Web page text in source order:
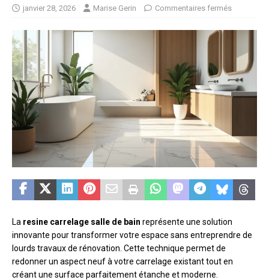
janvier 28, 2026 Marise Gerin Commentaires fermés
La resine carrelage salle de bain représente une solution
innovante pour transformer votre espace sans entreprendre de
lourds travaux de rénovation. Cette technique permet de
redonner un aspect neuf à votre carrelage existant tout en
créant une surface parfaitement étanche et moderne.